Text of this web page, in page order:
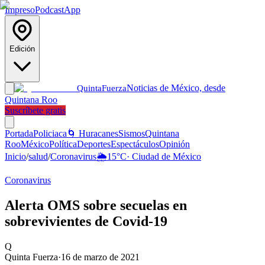
ImpresoPodcastApp
Edición
QuintaFuerzaNoticias de México, desde
Quintana Roo
Suscríbete gratis
PortadaPoliciaca 🌀 HuracanesSismosQuintana
RooMéxicoPolíticaDeportesEspectáculosOpinión
Inicio/salud/Coronavirus🌦️15°C· Ciudad de México
Coronavirus
Alerta OMS sobre secuelas en
sobrevivientes de Covid-19
Q
Quinta Fuerza·16 de marzo de 2021